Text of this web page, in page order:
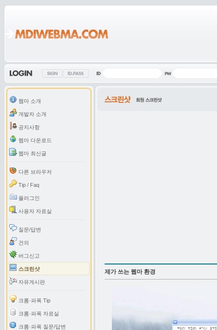
웹마 소개
개발자 소개
공지사항
웹마 다운로드
웹마 최신글
다른 브라우저
Tip / Faq
플러그인
사용자 자료실
질문/답변
건의
버그신고
스크린샷
자유게시판
크롬·파폭 Tip
크롬·파폭 자료실
크롬·파폭 질문/답변
제가 쓰는 웹마 환경